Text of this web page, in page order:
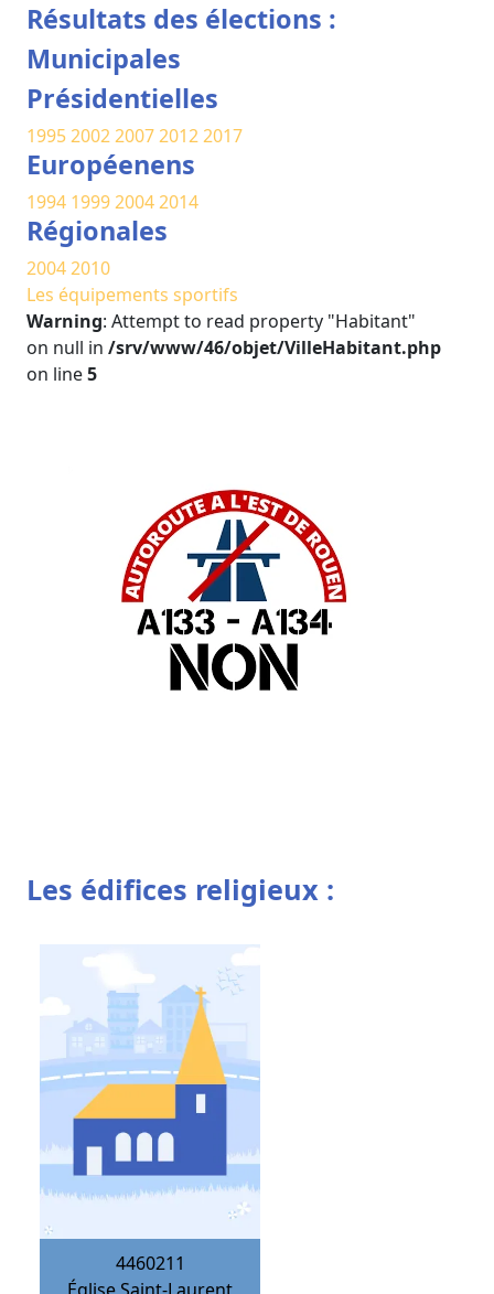
Résultats des élections :
Municipales
Présidentielles
19952002200720122017
Européenens
1994 199920042014
Régionales
20042010
Les équipements sportifs
Warning: Attempt to read property "Habitant"
on null in /srv/www/46/objet/VilleHabitant.php
on line5
Les édifices religieux :
4460211